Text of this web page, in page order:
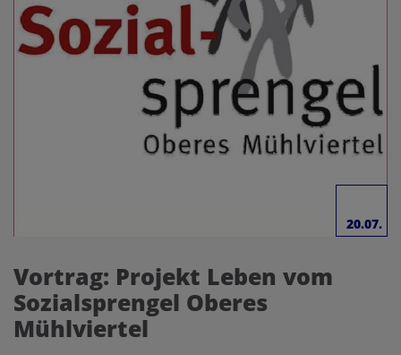
20.07.
Vortrag: Projekt Leben vom
Sozialsprengel Oberes
Mühlviertel